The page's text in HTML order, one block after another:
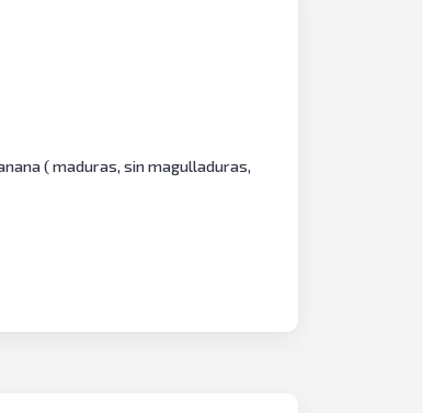
( maduras, sin magulladuras,